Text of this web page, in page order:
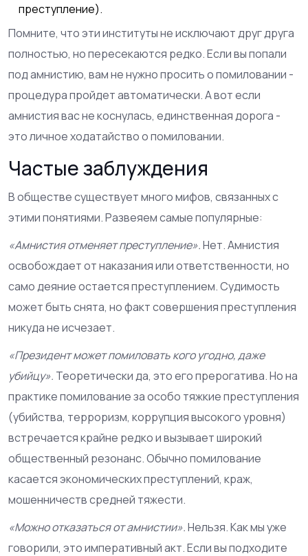
преступление).
Помните, что эти институты не исключают друг друга
полностью, но пересекаются редко. Если вы попали
под амнистию, вам не нужно просить о помиловании -
процедура пройдет автоматически. А вот если
амнистия вас не коснулась, единственная дорога -
это личное ходатайство о помиловании.
Частые заблуждения
В обществе существует много мифов, связанных с
этими понятиями. Развеяем самые популярные:
«Амнистия отменяет преступление».Нет. Амнистия
освобождает от наказания или ответственности, но
само деяние остается преступлением. Судимость
может быть снята, но факт совершения преступления
никуда не исчезает.
«Президент может помиловать кого угодно, даже
убийцу». Теоретически да, это его прерогатива. Но на
практике помилование за особо тяжкие преступления
(убийства, терроризм, коррупция высокого уровня)
встречается крайне редко и вызывает широкий
общественный резонанс. Обычно помилование
касается экономических преступлений, краж,
мошенничеств средней тяжести.
«Можно отказаться от амнистии».Нельзя. Как мы уже
говорили, это императивный акт. Если вы подходите